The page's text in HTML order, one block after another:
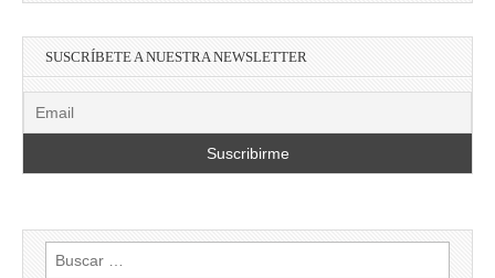
SUSCRÍBETE A NUESTRA NEWSLETTER
Buscar: